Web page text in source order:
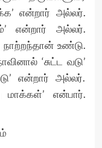
என்றார் அல்லர்.
என்றார் அல்லர்.
உண்டு.
‘சுட்ட வடு’
என்றார் அல்லர்.
மாக்கள்’ என்பார்.